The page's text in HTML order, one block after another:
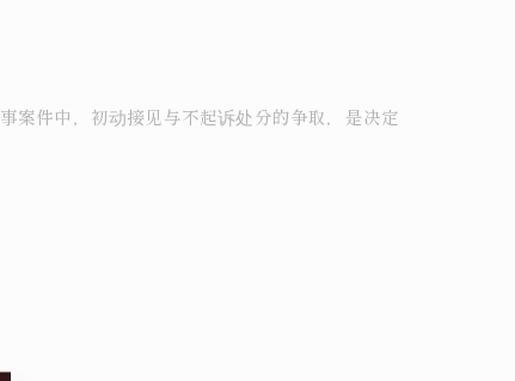
案件中，初动接见与不起诉处分的争取，是决定